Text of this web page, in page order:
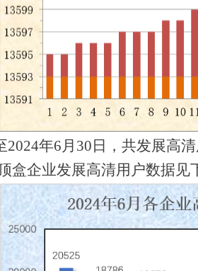
2024年6月30日，共发展高
盒企业发展高清用户数据见